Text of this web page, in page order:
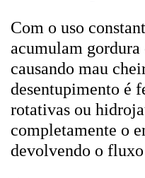
Com o uso
acumulam gordura
causando mau
desentupimento é
rotativas ou
completamente o
devolvendo o